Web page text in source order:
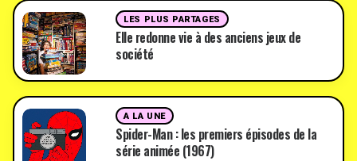
LES PLUS PARTAGES
Elle redonne vie à des anciens jeux de
société
A LA UNE
Spider-Man : les premiers épisodes de la
série animée (1967)